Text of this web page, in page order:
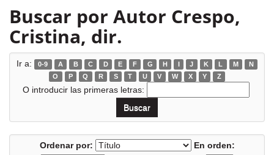
Buscar por Autor Crespo,
Cristina, dir.
Ir a: 0-9 A B C D E F G H I J K L M
N
O
P Q R S T U V W X Y Z
O introducir las primeras letras:
Ordenar por:
En orden: